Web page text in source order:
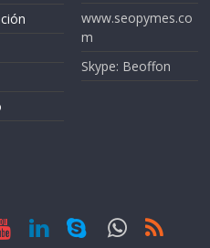
www.seopymes.co
m
Skype: Beoffon